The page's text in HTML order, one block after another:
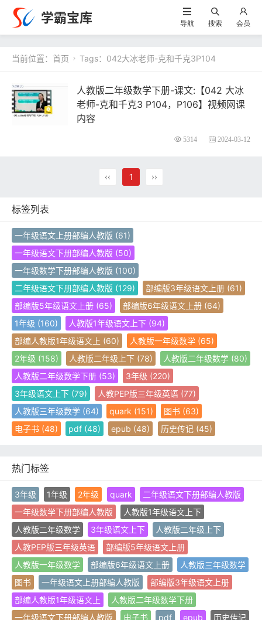
学霸宝库 导航 搜索 会员
当前位置： 首页  Tags：042大冰老师-克和千克3P104
人教版二年级数学下册-课文:【042 大冰
老师-克和千克3 P104，P106】视频网课
内容
5314 2024-03-12
‹‹ 1 ››
标签列表
一年级语文上册部编人教版 (61)
一年级语文下册部编人教版 (50)
一年级数学下册部编人教版 (100)
二年级语文下册部编人教版 (129) 部编版3年级语文上册 (61)
部编版5年级语文上册(65) 部编版6年级语文上册 (64)
1年级 (160) 人教版1年级语文上下 (94)
部编人教版1年级语文上 (60) 人教版一年级数学 (65)
2年级 (158) 人教版二年级上下 (78) 人教版二年级数学 (80)
人教版二年级数学下册(53) 3年级 (220)
3年级语文上下(79) 人教PEP版三年级英语 (77)
人教版三年级数学(64) quark (151) 图书 (63)
电子书(48) pdf (48) epub (48) 历史传记(45)
热门标签
3年级 1年级 2年级 quark
二年级语文下册部编人教版
一年级数学下册部编人教版
人教版1年级语文上下
人教版二年级数学
3年级语文上下
人教版二年级上下
人教PEP版三年级英语
部编版5年级语文上册
人教版一年级数学
部编版6年级语文上册
人教版三年级数学
图书
一年级语文上册部编人教版
部编版3年级语文上册
部编人教版1年级语文上
人教版二年级数学下册
一年级语文下册部编人教版
电子书 pdf epub
历史传记